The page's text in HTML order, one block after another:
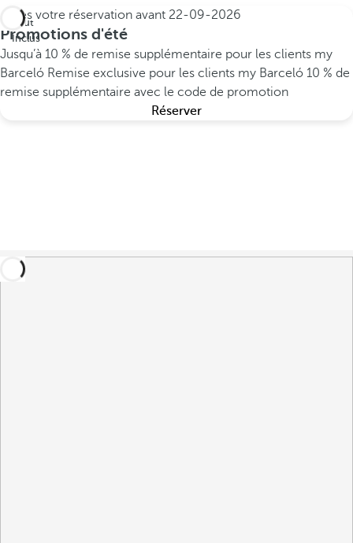
Tout
Inclus
Faites votre réservation avant 22-09-2026
Promotions d'été
Jusqu’à 10 % de remise supplémentaire pour les clients my
Barceló Remise exclusive pour les clients my Barceló 10 % de
remise supplémentaire avec le code de promotion
Réserver